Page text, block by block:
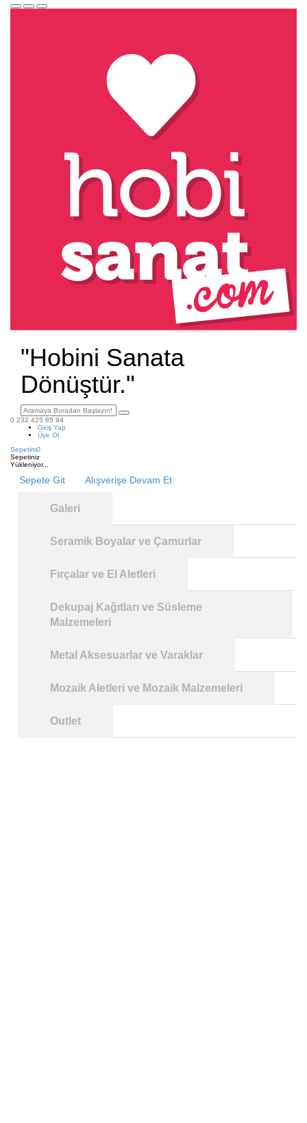
"Hobini Sanata
Dönüştür."
0 232 425 85 94
Giriş Yap
Üye Ol
Sepetim0
Sepetiniz
Yükleniyor...
Sepete Git Alışverişe Devam Et
Galeri
Seramik Boyalar ve Çamurlar
Fırçalar ve El Aletleri
Dekupaj Kağıtları ve Süsleme
Malzemeleri
Metal Aksesuarlar ve Varaklar
Mozaik Aletleri ve Mozaik Malzemeleri
Outlet